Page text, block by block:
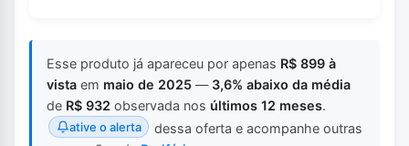
Esse produto já apareceu por apenas R$ 899 à
vista em maio de 2025 — 3,6% abaixo da média
de R$ 932 observada nos últimos 12 meses.
ative o alerta
dessa oferta e acompanhe outras